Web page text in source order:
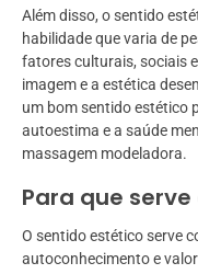
Além disso, o sentido
habilidade que varia de
fatores culturais, sociais
imagem e a estética
um bom sentido estético
autoestima e a saúde
massagem modeladora.
Para que
O sentido estético serve
autoconhecimento e